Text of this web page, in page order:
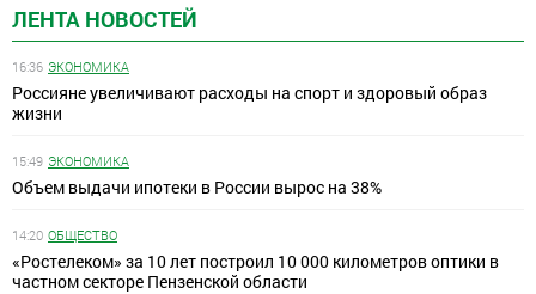
ЛЕНТА НОВОСТЕЙ
16:36 ЭКОНОМИКА
Россияне увеличивают расходы на спорт и здоровый образ
жизни
15:49 ЭКОНОМИКА
Объем выдачи ипотеки в России вырос на 38%
14:20 ОБЩЕСТВО
«Ростелеком» за 10 лет построил 10 000 километров оптики в
частном секторе Пензенской области